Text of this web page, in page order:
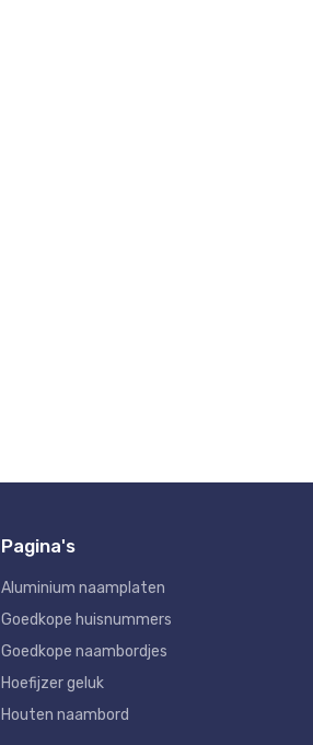
Pagina's
Aluminium naamplaten
Goedkope huisnummers
Goedkope naambordjes
Hoefijzer geluk
Houten naambord